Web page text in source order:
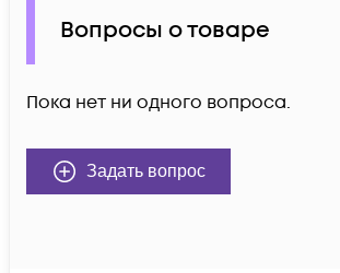
Вопросы о товаре
Пока нет ни одного вопроса.
Задать вопрос